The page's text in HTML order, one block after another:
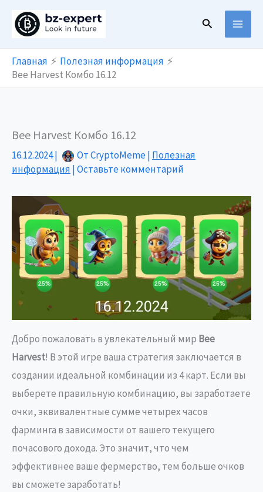
Поиск
Главная
Полезная информация
Bee Harvest Комбо 16.12
Bee Harvest Комбо 16.12
16.12.2024| ОтCryptoMeme| Полезная
информация |Оставьте комментарий
Добро пожаловать в увлекательный мир Bee
Harvest! В этой игре ваша стратегия заключается в
создании идеальной комбинации из 4 карт. Если вы
выберете правильную комбинацию, вы заработаете
очки, эквивалентные сумме четырех часов
фарминга в зависимости от вашего текущего
почасового дохода. Это значит, что чем
эффективнее ваше фермерство, тем больше очков
вы сможете заработать!